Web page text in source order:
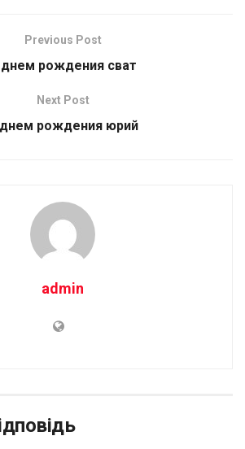
Previous Post
рождения сват
Next Post
рождения юрий
admin